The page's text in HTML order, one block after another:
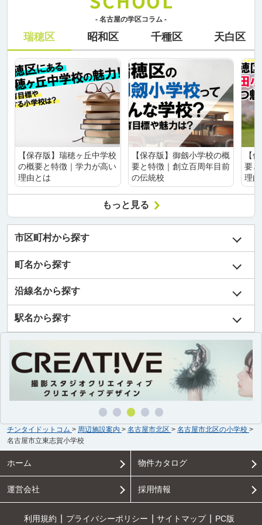
- 名古屋の学区コラム -
瑞穂区 昭和区 千種区 天白区
【保存版】瑞穂ヶ丘中学校
の概要と特徴｜学力が高い
理由とは
【保存版】御劔小学校の概
要と特徴｜創立百周年目前
の伝統校
【
要
理
もっと見る
市区町村から探す
町名から探す
沿線名から探す
駅名から探す
チンタイドットコム > 周辺施設案内 > 名古屋市北区 > 名古屋市北区の小学校 >
名古屋市立東志賀小学校
ホーム 物件カタログ
運営会社 採用情報
利用規約 プライバシーポリシー サイトマップ PC版